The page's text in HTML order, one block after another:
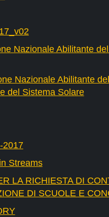
Nazionale Abilitante
Nazionale Abilitante
del Sistema Solare
2017
Streams
LA RICHIESTA DI
DI SCUOLE E